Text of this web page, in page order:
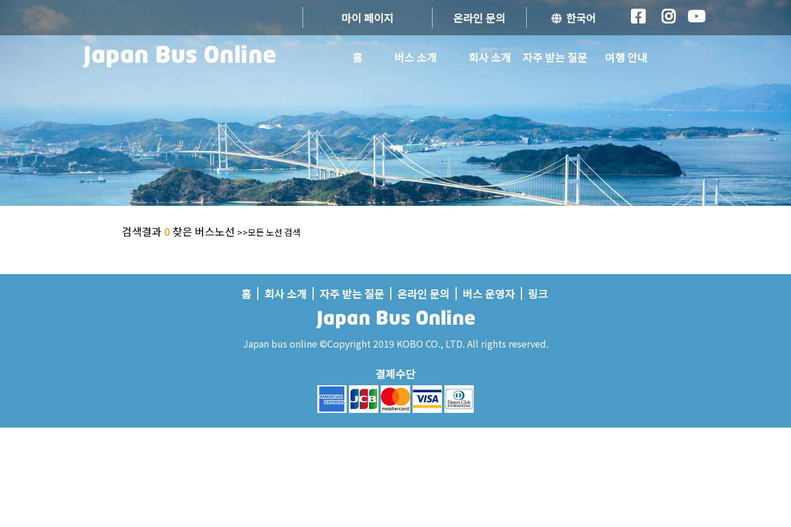
마이 페이지 온라인 문의 한국어
홈 버스 소개 회사 소개 자주 받는 질문 여행 안내
검색결과 0 찾은 버스노선 >>모든 노선 검색
홈 회사 소개 자주 받는 질문 온라인 문의 버스 운영자 링크
Japan bus online ©Copyright 2019 KOBO CO., LTD. All rights reserved.
결제수단